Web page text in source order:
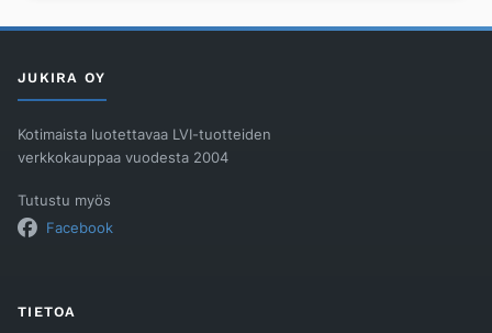
8,
JUKIRA OY
Kotimaista luotettavaa LVI-tuotteiden
verkkokauppaa vuodesta 2004
Tutustu myös
Facebook
TIETOA